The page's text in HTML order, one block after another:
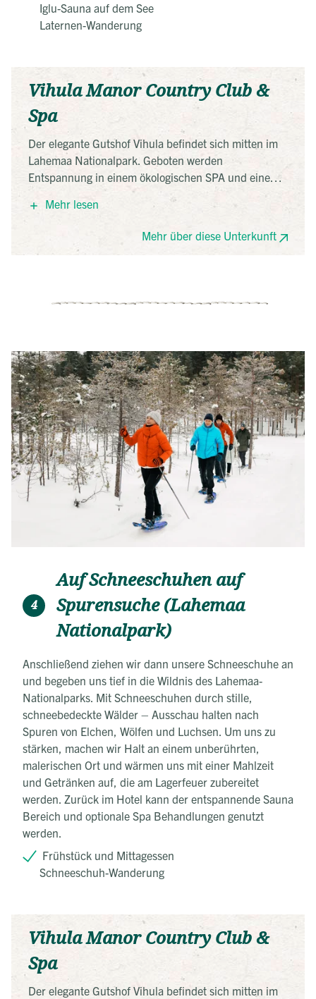
Iglu-Sauna auf dem See
Laternen-Wanderung
Vihula Manor Country Club &
Spa
Der elegante Gutshof Vihula befindet sich mitten im
Lahemaa Nationalpark. Geboten werden
Entspannung in einem ökologischen SPA und eine
romantische Unterbringung in unterschiedlichen,
historischen Gutsgebäuden, jedes mit einem
Mehr lesen
Mehr über diese Unterkunft
4
Auf Schneeschuhen auf
Spurensuche (Lahemaa
Nationalpark)
Anschließend ziehen wir dann unsere Schneeschuhe an
und begeben uns tief in die Wildnis des Lahemaa-
Nationalparks. Mit Schneeschuhen durch stille,
schneebedeckte Wälder – Ausschau halten nach
Spuren von Elchen, Wölfen und Luchsen. Um uns zu
stärken, machen wir Halt an einem unberührten,
malerischen Ort und wärmen uns mit einer Mahlzeit
und Getränken auf, die am Lagerfeuer zubereitet
werden. Zurück im Hotel kann der entspannende Sauna
Bereich und optionale Spa Behandlungen genutzt
werden.
Frühstück und Mittagessen
Schneeschuh-Wanderung
Vihula Manor Country Club &
Spa
Der elegante Gutshof Vihula befindet sich mitten im